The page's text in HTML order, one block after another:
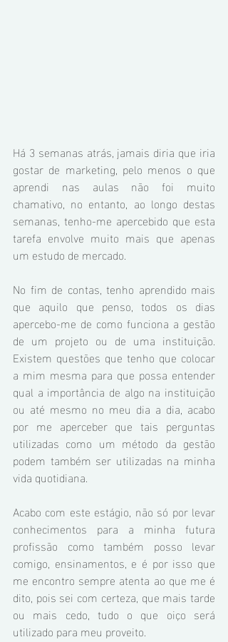
Há 3 semanas atrás, jamais diria que iria
gostar de marketing, pelo menos o que
aprendi nas aulas não foi muito
chamativo, no entanto, ao longo destas
semanas, tenho-me apercebido que esta
tarefa envolve muito mais que apenas
um estudo de mercado.
No fim de contas, tenho aprendido mais
que aquilo que penso, todos os dias
apercebo-me de como funciona a gestão
de um projeto ou de uma instituição.
Existem questões que tenho que colocar
a mim mesma para que possa entender
qual a importância de algo na instituição
ou até mesmo no meu dia a dia, acabo
por me aperceber que tais perguntas
utilizadas como um método da gestão
podem também ser utilizadas na minha
vida quotidiana.
Acabo com este estágio, não só por levar
conhecimentos para a minha futura
profissão como também posso levar
comigo, ensinamentos, e é por isso que
me encontro sempre atenta ao que me é
dito, pois sei com certeza, que mais tarde
ou mais cedo, tudo o que oiço será
utilizado para meu proveito.